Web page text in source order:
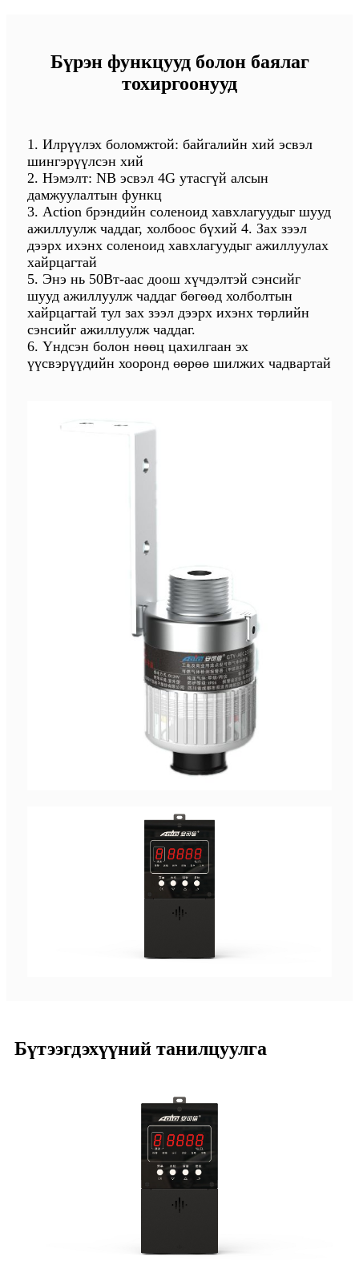
Бүрэн функцууд болон баялаг
тохиргоонууд
1. Илрүүлэх боломжтой: байгалийн хий эсвэл
шингэрүүлсэн хий
2. Нэмэлт: NB эсвэл 4G утасгүй алсын
дамжуулалтын функц
3. Action брэндийн соленоид хавхлагуудыг шууд
ажиллуулж чаддаг, холбоос бүхий 4. Зах зээл
дээрх ихэнх соленоид хавхлагуудыг ажиллуулах
хайрцагтай
5. Энэ нь 50Вт-аас доош хүчдэлтэй сэнсийг
шууд ажиллуулж чаддаг бөгөөд холболтын
хайрцагтай тул зах зээл дээрх ихэнх төрлийн
сэнсийг ажиллуулж чаддаг.
6. Үндсэн болон нөөц цахилгаан эх
үүсвэрүүдийн хооронд өөрөө шилжих чадвартай
Бүтээгдэхүүний танилцуулга